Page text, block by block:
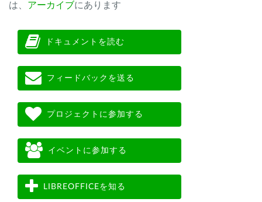
は、 アーカイブにあります
ドキュメントを読む
フィードバックを送る
プロジェクトに参加する
イベントに参加する
LIBREOFFICEを知る